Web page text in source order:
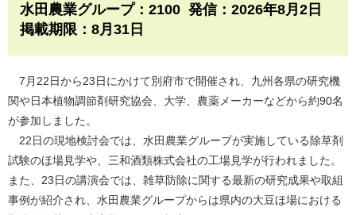
水田農業グループ：2100 発信：2026年8月2日
掲載期限：8月31日
7月22日から23日にかけて別府市で開催され、九州各県の研究機
関や日本植物調節剤研究協会、大学、農薬メーカーなどから約90名
が参加しました。
22日の現地検討会では、水田農業グループが実施している除草剤
試験のほ場見学や、三和酒類株式会社の工場見学が行われました。
また、23日の講演会では、雑草防除に関する最新の研究成果や取組
事例が紹介され、水田農業グループからは県内の大豆ほ場における